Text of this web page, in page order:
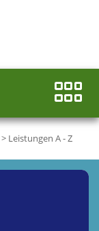
> Leistungen A - Z